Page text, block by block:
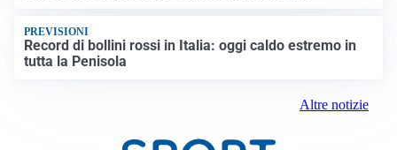
PREVISIONI
Record di bollini rossi in Italia: oggi caldo estremo in
tutta la Penisola
Altre notizie